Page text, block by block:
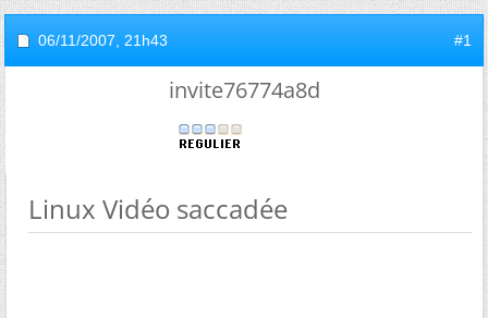
06/11/2007, 21h43 #1
invite76774a8d
Linux Vidéo saccadée